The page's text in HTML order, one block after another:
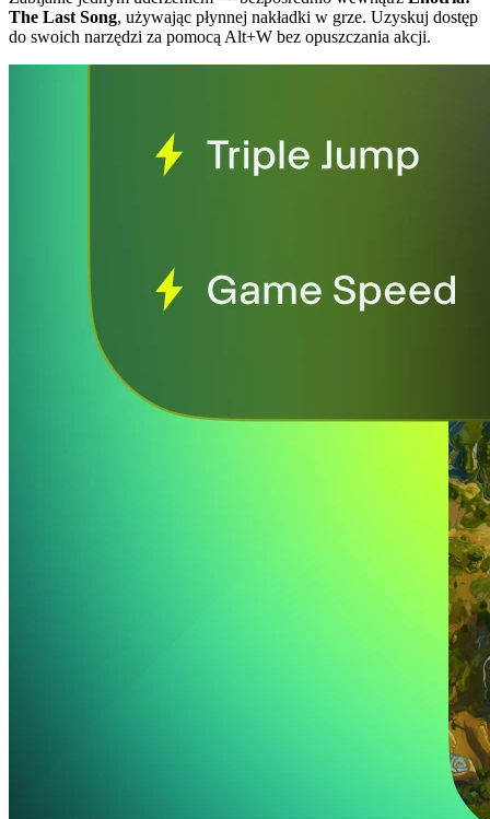
The Last Song, używając płynnej nakładki w grze. Uzyskuj dostęp
do swoich narzędzi za pomocą Alt+W bez opuszczania akcji.